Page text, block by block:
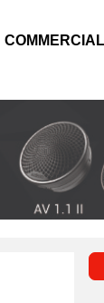
COMMERCIAL